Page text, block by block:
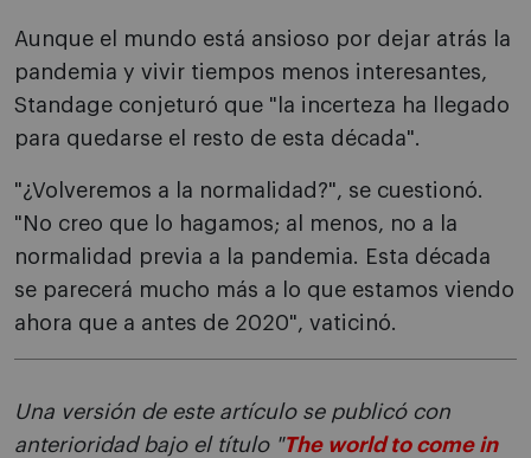
Aunque el mundo está ansioso por dejar atrás la
pandemia y vivir tiempos menos interesantes,
Standage conjeturó que "la incerteza ha llegado
para quedarse el resto de esta década".
"¿Volveremos a la normalidad?", se cuestionó.
"No creo que lo hagamos; al menos, no a la
normalidad previa a la pandemia. Esta década
se parecerá mucho más a lo que estamos viendo
ahora que a antes de 2020", vaticinó.
Una versión de este artículo se publicó con
anterioridad bajo el título "The world to come in